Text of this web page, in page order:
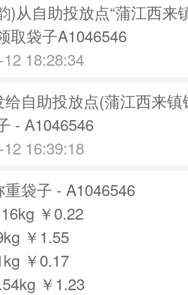
)从自助投放点“蒲江西来
取袋子A1046546
18:28:34
给自助投放点(蒲江西来
- A1046546
16:39:18
袋子 - A1046546
￥0.22
￥1.55
￥0.17
￥1.23